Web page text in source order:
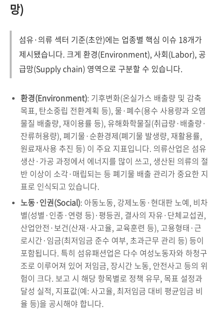
망)
섬유·의류 섹터 기준(초안)에는 업종별 핵심 이슈 18개가
제시됐습니다. 크게 환경(Environment), 사회(Labor), 공
급망(Supply chain) 영역으로 구분할 수 있습니다.
환경(Environment): 기후변화(온실가스 배출량 및 감축
목표, 탄소중립 전환계획 등), 물·폐수(용수 사용량과 오염
물질 배출량, 재이용률 등), 유해화학물질(취급량·배출량·
잔류허용량), 폐기물·순환경제(폐기물 발생량, 재활용률,
원료재사용 추진 등) 이 주요 지표입니다. 의류산업은 섬유
생산·가공 과정에서 에너지를 많이 쓰고, 생산된 의류의 절
반 이상이 소각·매립되는 등 폐기물 배출 관리가 중요한 지
표로 인식되고 있습니다.
노동·인권(Social): 아동노동, 강제노동·현대판 노예, 비차
별(성별·인종·연령 등)·평등권, 결사의 자유·단체교섭권,
산업안전·보건(산재·사고율, 교육훈련 등), 고용형태·근
로시간·임금(최저임금 준수 여부, 초과근무 관리 등) 등이
포함됩니다. 특히 섬유패션업은 다수 여성노동자와 하청구
조로 이루어져 있어 저임금, 장시간 노동, 안전사고 등의 위
험이 크다. 보고 시 해당 항목별로 정책 유무, 목표 설정과
달성 실적, 지표값(예: 사고율, 최저임금 대비 평균임금 비
율 등)을 공시해야 합니다.